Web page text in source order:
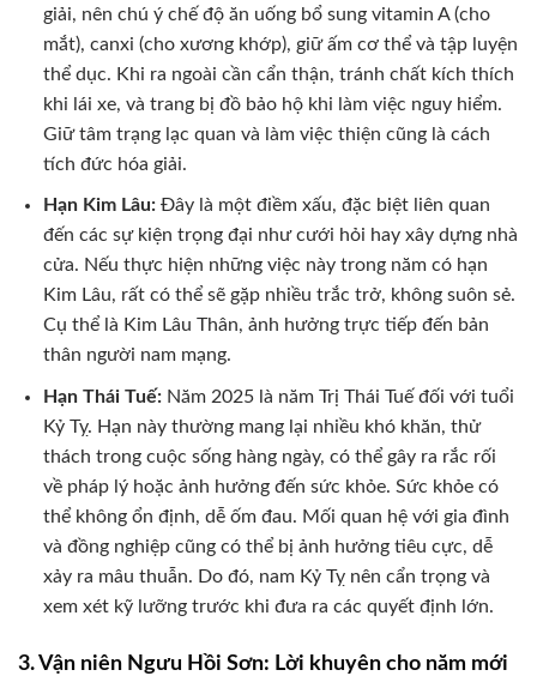
giải, nên chú ý chế độ ăn uống bổ sung vitamin A (cho
mắt), canxi (cho xương khớp), giữ ấm cơ thể và tập luyện
thể dục. Khi ra ngoài cần cẩn thận, tránh chất kích thích
khi lái xe, và trang bị đồ bảo hộ khi làm việc nguy hiểm.
Giữ tâm trạng lạc quan và làm việc thiện cũng là cách
tích đức hóa giải.
Hạn Kim Lâu:Đây là một điềm xấu, đặc biệt liên quan
đến các sự kiện trọng đại như cưới hỏi hay xây dựng nhà
cửa. Nếu thực hiện những việc này trong năm có hạn
Kim Lâu, rất có thể sẽ gặp nhiều trắc trở, không suôn sẻ.
Cụ thể là Kim Lâu Thân, ảnh hưởng trực tiếp đến bản
thân người nam mạng.
Hạn Thái Tuế:Năm 2025 là năm Trị Thái Tuế đối với tuổi
Kỷ Tỵ. Hạn này thường mang lại nhiều khó khăn, thử
thách trong cuộc sống hàng ngày, có thể gây ra rắc rối
về pháp lý hoặc ảnh hưởng đến sức khỏe. Sức khỏe có
thể không ổn định, dễ ốm đau. Mối quan hệ với gia đình
và đồng nghiệp cũng có thể bị ảnh hưởng tiêu cực, dễ
xảy ra mâu thuẫn. Do đó, nam Kỷ Tỵ nên cẩn trọng và
xem xét kỹ lưỡng trước khi đưa ra các quyết định lớn.
3. Vận niên Ngưu Hồi Sơn: Lời khuyên cho năm mới